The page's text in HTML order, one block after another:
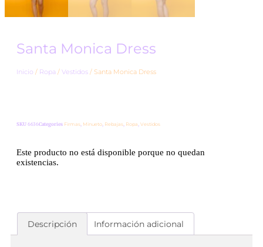
Santa Monica Dress
Inicio / Ropa / Vestidos / Santa Monica Dress
SKU 6636Categories Firmas Minueto Rebajas Ropa Vestidos
Este producto no está disponible porque no quedan
existencias.
Descripción Información adicional